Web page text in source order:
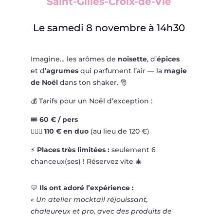
Le samedi 8 novembre à 14h30
Imagine… les arômes de noisette, d’épices
et d’agrumesqui parfument l’air — la magie
de Noëldans ton shaker. 🎅
💰 Tarifs pour un Noël d’exception :
🎟️ 60 € / pers
👩‍❤️‍👨 110 € en duo(au lieu de 120 €)
⚡ Places très limitées :seulement 6
chanceux(ses) ! Réservez vite 🎄
💬 Ils ont adoré l’expérience :
« Un atelier mocktail réjouissant,
chaleureux et pro, avec des produits de